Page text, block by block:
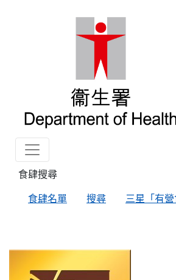
食肆搜尋
食肆名單
搜尋 三星「有營